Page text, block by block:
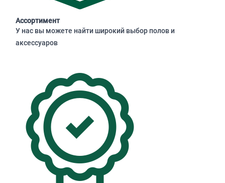
Ассортимент
У нас вы можете найти широкий выбор полов и
аксессуаров